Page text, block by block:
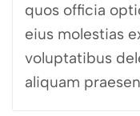
quos officia
eius molestias
voluptatibus
aliquam